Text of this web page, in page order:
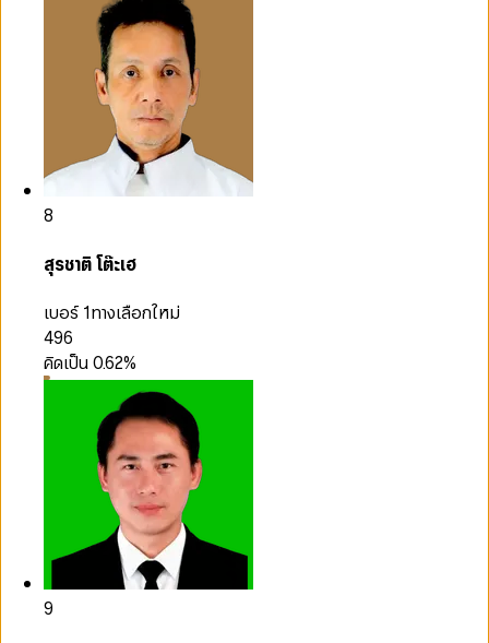
8
สุรชาติ โต๊ะเฮ
เบอร์ 1ทางเลือกใหม่
496
คิดเป็น0.62%
9